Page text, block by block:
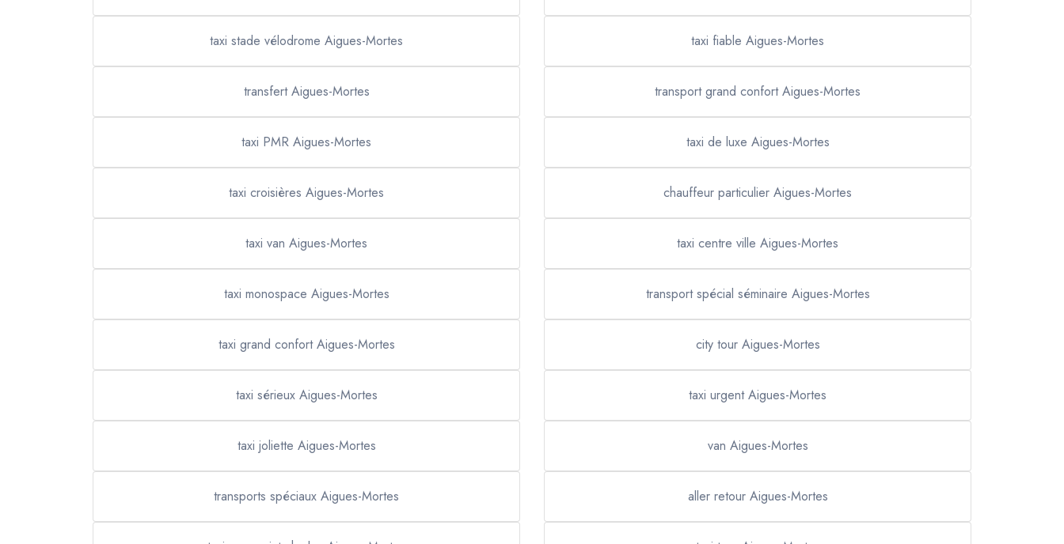
taxi stade vélodrome Aigues-Mortes taxi fiable Aigues-Mortes
transfert Aigues-Mortes transport grand confort Aigues-Mortes
taxi PMR Aigues-Mortes taxi de luxe Aigues-Mortes
taxi croisières Aigues-Mortes chauffeur particulier Aigues-Mortes
taxi van Aigues-Mortes taxi centre ville Aigues-Mortes
taxi monospace Aigues-Mortes transport spécial séminaire Aigues-Mortes
taxi grand confort Aigues-Mortes city tour Aigues-Mortes
taxi sérieux Aigues-Mortes taxi urgent Aigues-Mortes
taxi joliette Aigues-Mortes van Aigues-Mortes
transports spéciaux Aigues-Mortes aller retour Aigues-Mortes